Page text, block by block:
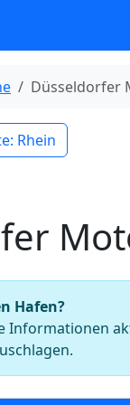
Düsseldorfer
Rhein
Hafen?
Informationen